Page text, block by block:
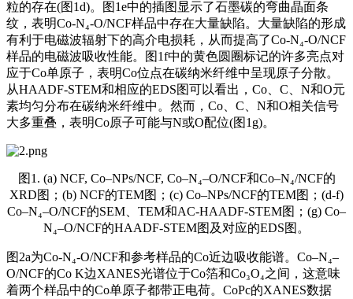
粒的存在(图1d)。图1e中的插图显示了石墨碳的弯曲晶面条
纹，表明Co-N₄-O/NCF样品中存在大量缺陷。大量缺陷的形成
有利于电磁波辐射下的高介电损耗，从而提高了Co-N₄-O/NCF
样品的电磁波吸收性能。图1f中的黄色圆圈标记的许多亮点对
应于Co单原子，表明Co位点在碳纳米纤维中呈现原子分散。
从HAADF-STEM和相应的EDS图可以看出，Co、C、N和O元
素均匀分布在碳纳米纤维中。然而，Co、C、N和O相关信号
大多重叠，表明Co原子可能与N或O配位(图1g)。
图1. (a) NCF, Co–NPs/NCF, Co–N₄–O/NCF和Co–N₄/NCF的
XRD图；(b) NCF的TEM图；(c) Co–NPs/NCF的TEM图；(d-f)
Co–N₄–O/NCF的SEM、TEM和AC-HAADF-STEM图；(g) Co–
N₄–O/NCF的HAADF-STEM图及对应的EDS图。
图2a为Co-N₄-O/NCF和参考样品的Co近边吸收能谱。Co–N₄–
O/NCF的Co K边XANES光谱位于Co箔和Co₃O₄之间，这意味
着两个样品中的Co单原子都带正电荷。 CoPc的XANES数据